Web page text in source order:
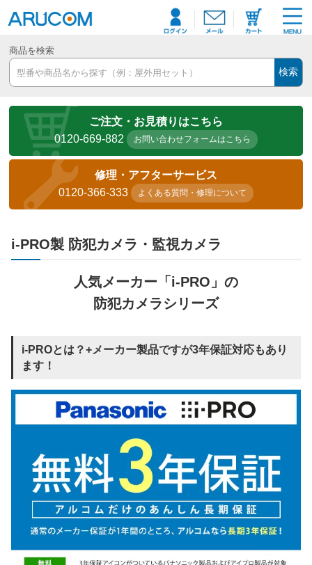
商品を検索
検索
ご注文・お見積りはこちら
0120-669-882
お問い合わせフォームはこちら
修理・アフターサービス
0120-366-333
よくある質問・修理について
i-PRO製 防犯カメラ・監視カメラ
人気メーカー「i-PRO」の
防犯カメラシリーズ
i-PROとは？+メーカー製品ですが3年保証対応もあり
ます！